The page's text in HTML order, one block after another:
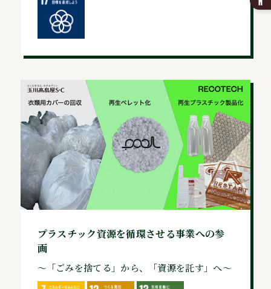
プラスチック資源を循環させる事業への参
画
～「ごみを捨てる」から、「資源を託す」へ～